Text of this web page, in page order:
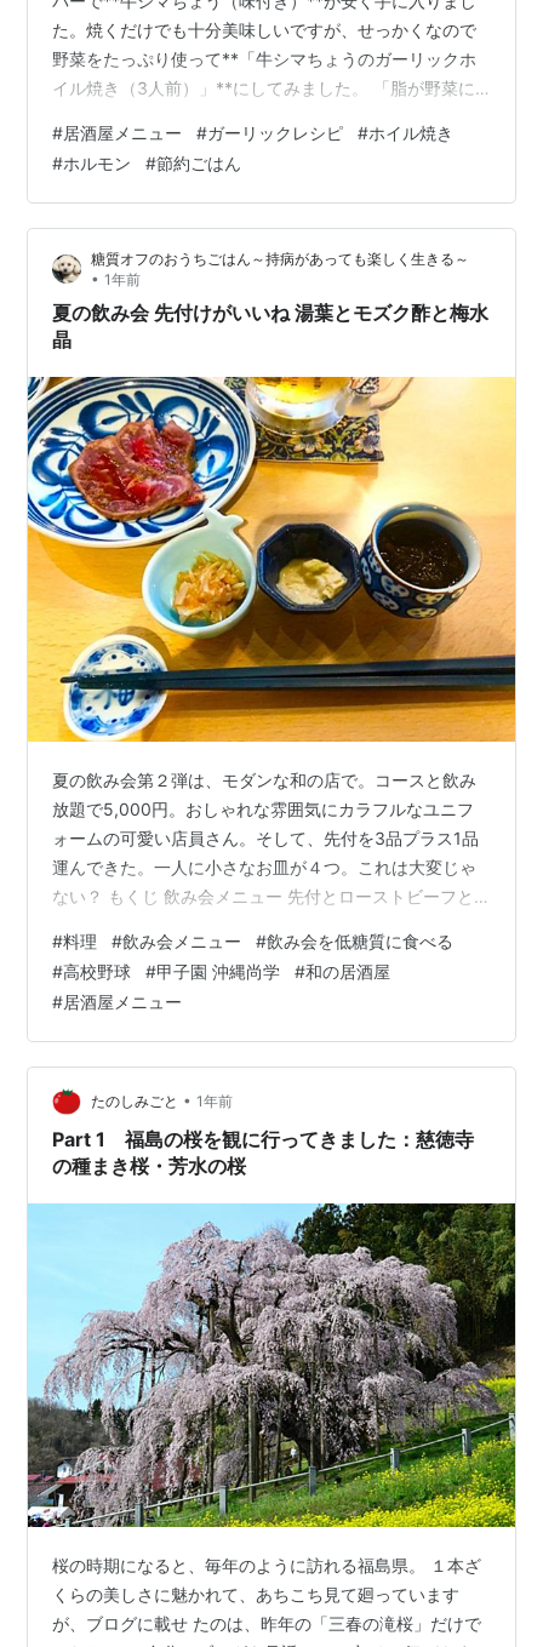
た。焼くだけでも十分美味しいですが、せっかくなので
野菜をたっぷり使って**「牛シマちょうのガーリックホ
イル焼き（3人前）」**にしてみました。 「脂が野菜に
イルで包んで蒸し焼きにすることで、✅ 脂が野菜にしみ
込む✅ 焼きすぎず、やわらか✅ 後片付けもラク と、いい
こと尽くしです。 📝 材料（3人前） 「味付き牛シマちょ
うと、エリンギ・マイタケ・ピーマン・にんじん・玉ね
ぎ。野菜多めで脂を受け止める構成」 （※下ごしらえし
やすい順で） 味付き…
#居酒屋メニュー #ガーリックレシピ #ホイル焼き
#ホルモン #節約ごはん
糖質オフのおうちごはん～持病があっても楽しく生きる～
• 1年前
夏の飲み会 先付けがいいね 湯葉とモズク酢と梅水
晶
夏の飲み会第２弾は、モダンな和の店で。コースと飲み
放題で5,000円。おしゃれな雰囲気にカラフルなユニフ
ォームの可愛い店員さん。そして、先付を3品プラス1品
運んできた。一人に小さなお皿が４つ。これは大変じゃ
ない？ もくじ 飲み会メニュー 先付とローストビーフと
お刺身 そばサラダ お刺身 カキフライ エビとホタテとシ
イタケ串焼き とり天 ひとこと 夏の甲子園 決勝戦 飲み会
メニュー 先付とローストビーフと生ビール 先付け３種
〇湯葉・モズク・梅水晶 まずは生ビール。いい泡だ。家
では糖質オフを徹底しているので、もう甘くて旨くて、
ごくごくゴクゴク…
#料理 #飲み会メニュー #飲み会を低糖質に食べる
#高校野球 #甲子園 沖縄尚学 #和の居酒屋
#居酒屋メニュー
たのしみごと • 1年前
Part 1 福島の桜を観に行ってきました：慈徳寺
の種まき桜・芳水の桜
桜の時期になると、毎年のように訪れる福島県。 １本ざ
くらの美しさに魅かれて、あちこち見て廻っています
が、ブログに載せ たのは、昨年の「三春の滝桜」だけで